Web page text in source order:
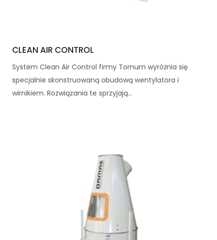
CLEAN AIR CONTROL
System Clean Air Control firmy Tornum wyróżnia się
specjalnie skonstruowaną obudową wentylatora i
wirnikiem. Rozwiązania te sprzyjają...